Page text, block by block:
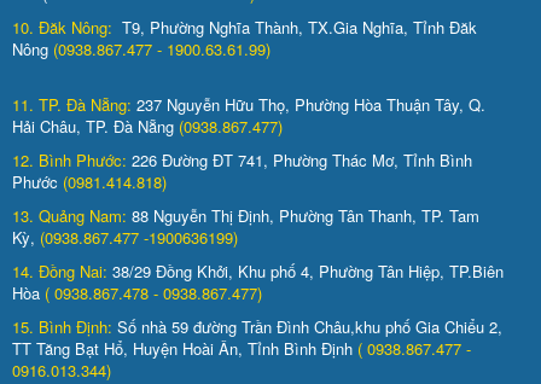
10. Đăk Nông: T9, Phường Nghĩa Thành, TX.Gia Nghĩa, Tỉnh Đăk
Nông (0938.867.477 - 1900.63.61.99)
11. TP. Đà Nẵng: 237 Nguyễn Hữu Thọ, Phường Hòa Thuận Tây, Q.
Hải Châu, TP. Đà Nẵng (0938.867.477)
12. Bình Phước: 226 Đường ĐT 741, Phường Thác Mơ, Tỉnh Bình
Phước (0981.414.818)
13. Quảng Nam: 88 Nguyễn Thị Định, Phường Tân Thanh, TP. Tam
Kỳ, (0938.867.477 -1900636199)
14. Đồng Nai: 38/29 Đồng Khởi, Khu phố 4, Phường Tân Hiệp, TP.Biên
Hòa ( 0938.867.478 - 0938.867.477)
15. Bình Định: Số nhà 59 đường Trần Đình Châu,khu phố Gia Chiểu 2,
TT Tăng Bạt Hổ, Huyện Hoài Ân, Tỉnh Bình Định ( 0938.867.477 -
0916.013.344)